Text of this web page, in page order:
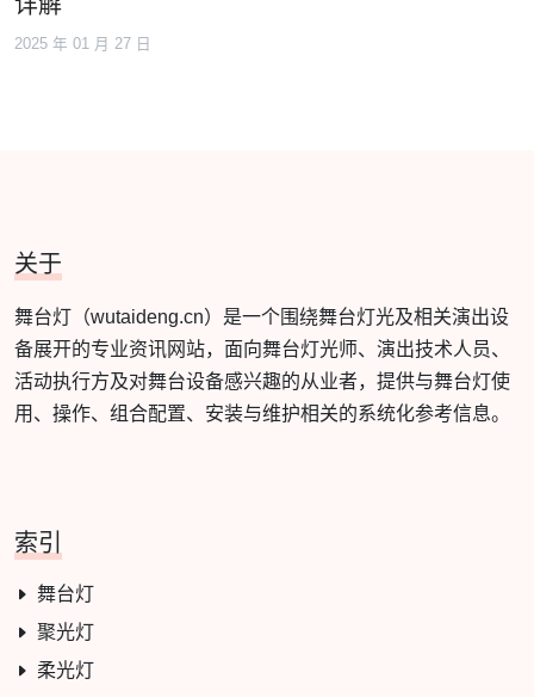
2025 年 01 月 27 日
关于
舞台灯（wutaideng.cn）是一个围绕舞台灯光及相关演出设
备展开的专业资讯网站，面向舞台灯光师、演出技术人员、
活动执行方及对舞台设备感兴趣的从业者，提供与舞台灯使
用、操作、组合配置、安装与维护相关的系统化参考信息。
索引
舞台灯
聚光灯
柔光灯